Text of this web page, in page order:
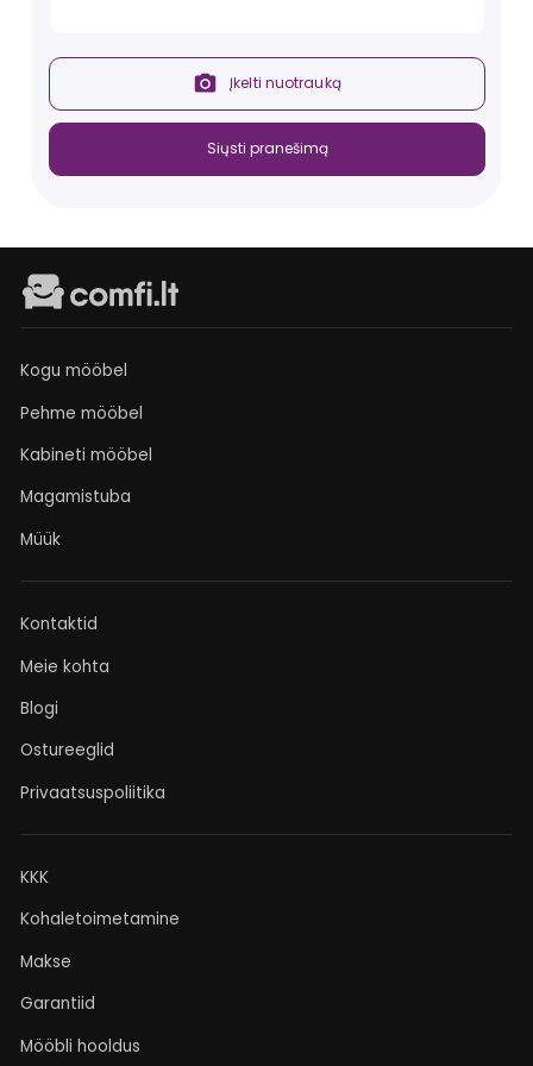
Įkelti nuotrauką
Siųsti pranešimą
Kogu mööbel
Pehme mööbel
Kabineti mööbel
Magamistuba
Müük
Kontaktid
Meie kohta
Blogi
Ostureeglid
Privaatsuspoliitika
KKK
Kohaletoimetamine
Makse
Garantiid
Mööbli hooldus